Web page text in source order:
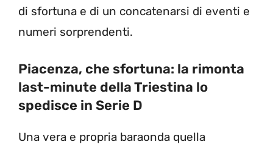
di sfortuna e di un concatenarsi di eventi e
numeri sorprendenti.
Piacenza, che sfortuna: la rimonta
last-minute della Triestina lo
spedisce in Serie D
Una vera e propria baraonda quella